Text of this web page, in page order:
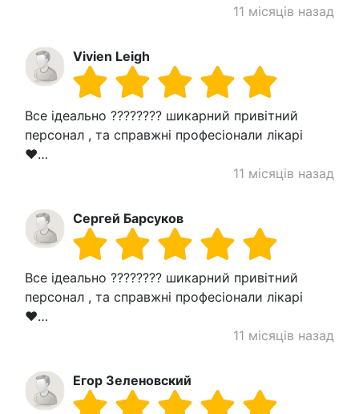
11 місяців назад
Vivien Leigh
Все ідеально ???????? шикарний привітний
персонал , та справжні професіонали лікарі
❤️…
11 місяців назад
Сергей Барсуков
Все ідеально ???????? шикарний привітний
персонал , та справжні професіонали лікарі
❤️…
11 місяців назад
Егор Зеленовский